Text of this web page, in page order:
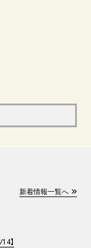
新着情報一覧へ
】